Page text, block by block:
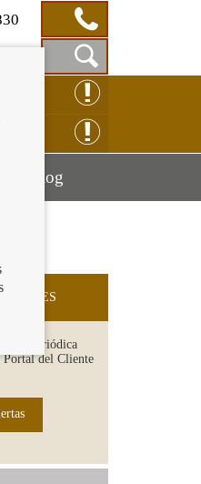
Mostrar
Caja
de
Búsqueda
BlogMostrar
periódica
Portal del Cliente